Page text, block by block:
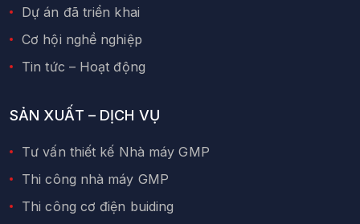
Dự án đã triển khai
Cơ hội nghề nghiệp
Tin tức – Hoạt động
SẢN XUẤT – DỊCH VỤ
Tư vấn thiết kế Nhà máy GMP
Thi công nhà máy GMP
Thi công cơ điện buiding